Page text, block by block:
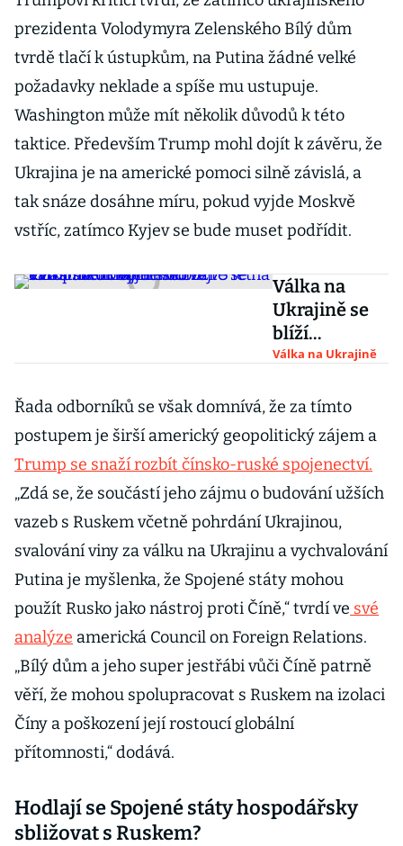
prezidenta Volodymyra Zelenského Bílý dům
tvrdě tlačí k ústupkům, na Putina žádné velké
požadavky neklade a spíše mu ustupuje.
Washington může mít několik důvodů k této
taktice. Především Trump mohl dojít k závěru, že
Ukrajina je na americké pomoci silně závislá, a
tak snáze dosáhne míru, pokud vyjde Moskvě
vstříc, zatímco Kyjev se bude muset podřídit.
Válka na
Ukrajině se
blíží
k zastavení
Podívejte se
na 15 milníků
největšího
evropského
konfliktu za
75 let
Válka na Ukrajině
Řada odborníků se však domnívá, že za tímto
postupem je širší americký geopolitický zájem a
Trump se snaží rozbít čínsko-ruské spojenectví.
„Zdá se, že součástí jeho zájmu o budování užších
vazeb s Ruskem včetně pohrdání Ukrajinou,
svalování viny za válku na Ukrajinu a vychvalování
Putina je myšlenka, že Spojené státy mohou
použít Rusko jako nástroj proti Číně,“ tvrdí ve své
analýze americká Council on Foreign Relations.
„Bílý dům a jeho super jestřábi vůči Číně patrně
věří, že mohou spolupracovat s Ruskem na izolaci
Číny a poškození její rostoucí globální
přítomnosti,“ dodává.
Hodlají se Spojené státy hospodářsky
sbližovat s Ruskem?